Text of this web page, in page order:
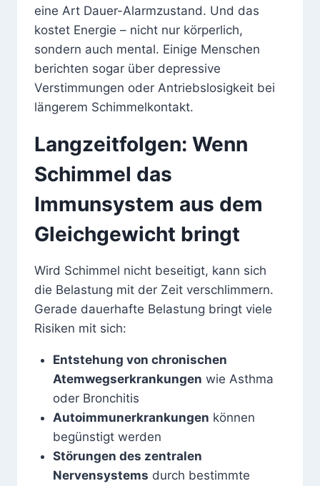
eine Art Dauer-Alarmzustand. Und das
kostet Energie – nicht nur körperlich,
sondern auch mental. Einige Menschen
berichten sogar über depressive
Verstimmungen oder Antriebslosigkeit bei
längerem Schimmelkontakt.
Langzeitfolgen: Wenn
Schimmel das
Immunsystem aus dem
Gleichgewicht bringt
Wird Schimmel nicht beseitigt, kann sich
die Belastung mit der Zeit verschlimmern.
Gerade dauerhafte Belastung bringt viele
Risiken mit sich:
Entstehung von chronischen
Atemwegserkrankungen wie Asthma
oder Bronchitis
Autoimmunerkrankungen können
begünstigt werden
Störungen des zentralen
Nervensystems durch bestimmte